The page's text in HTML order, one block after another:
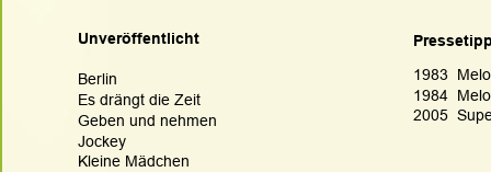
Unveröffentlicht
Berlin
Es drängt die Zeit
Geben und nehmen
Jockey
Kleine Mädchen
1983
1984
2005